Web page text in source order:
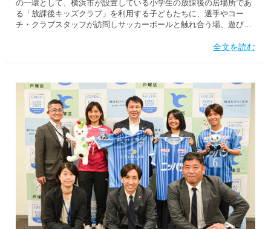
の一環として、横浜市が設置している小学生の放課後の居場所であ
る「放課後キッズクラブ」を利用する子どもたちに、選手やコー
チ・クラブスタッフが訪問しサッカーボールと触れ合う場、遊びの
年度も、ニッパツ横浜FCシーガルズの選手たちがご応募いただき当
で運動を楽しんでもらうことを目的として実施しています。 2024年
5月においては以下の通り、実施いたしました。 実施校藤塚小学校
今宿南小学校四季の森小学校屏風浦小学校日吉南小学校桂小学校参
加人数277名2024年度累計参加人数277名...
全文を読む